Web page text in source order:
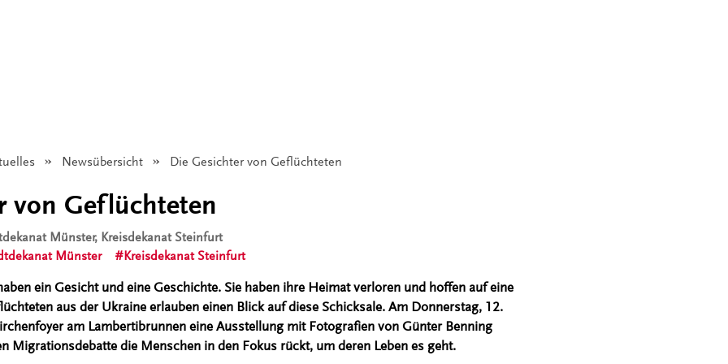
Newsübersicht Angezeigt:
Die Gesichter von Geflüchteten
von Geflüchteten
Münster, Kreisdekanat Steinfurt
Münster
Kreisdekanat Steinfurt
ein Gesicht und eine Geschichte. Sie haben ihre Heimat verloren und hoffen auf eine
aus der Ukraine erlauben einen Blick auf diese Schicksale. Am Donnerstag, 12.
am Lambertibrunnen eine Ausstellung mit Fotografien von Günter Benning
Migrationsdebatte die Menschen in den Fokus rückt, um deren Leben es geht.